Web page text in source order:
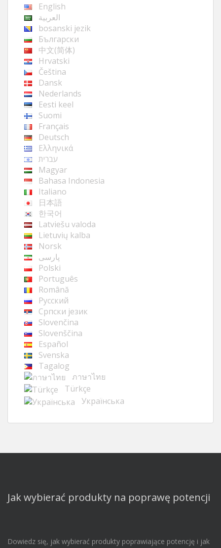
English
العربية
bosanski jezik
Български
中文(简体)
Hrvatski
Čeština
Dansk
Nederlands
Eesti keel
Suomi
Français
Deutsch
Ελληνικά
עברית
Magyar
Bahasa Indonesia
Italiano
日本語
한국어
Latviešu valoda
Lietuvių kalba
Norsk
پارسی
Polski
Português
Română
Русский
Cрпски језик
Slovenčina
Slovenščina
Español
Svenska
Tagalog
ภาษาไทย
Türkçe
Українська
Jak wybierać produkty na poprawę potencji
Dowiedz się, jak wybierać produkty poprawiające potencję i jak